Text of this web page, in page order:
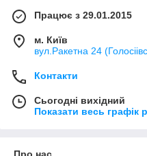
Працює з 29.01.2015
м. Київ
вул.Ракетна 24
Контакти
Сьогодні вихідний
Показати весь графік